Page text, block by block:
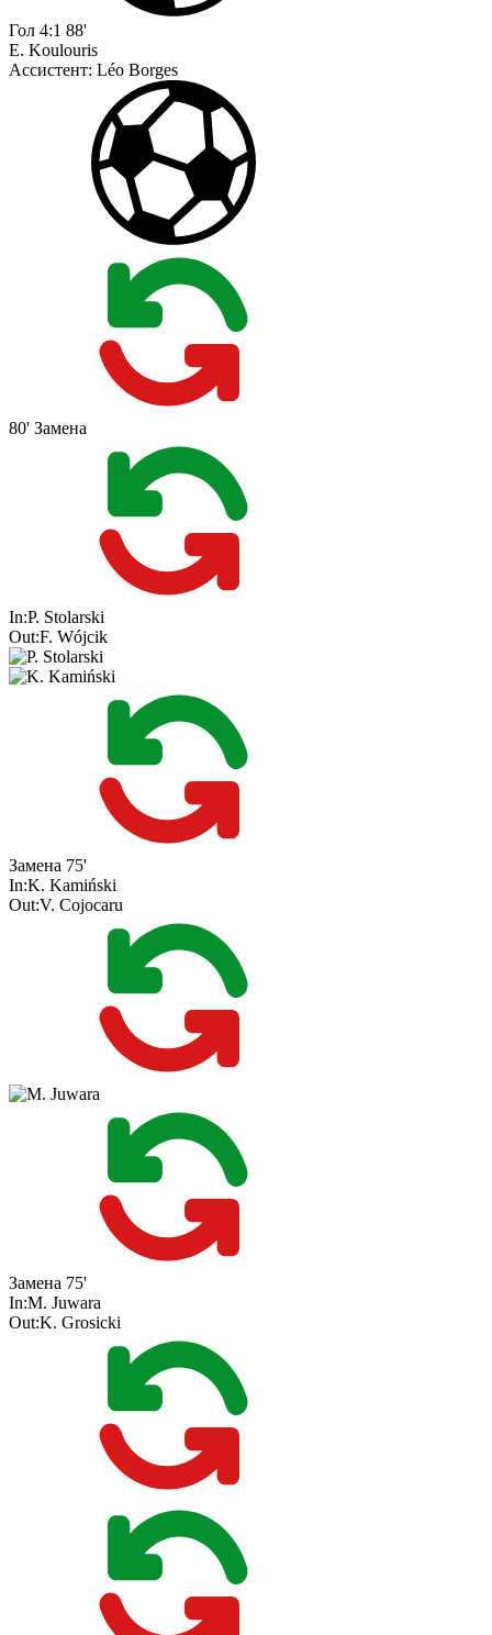
Гол 4:1 88'
E. Koulouris
Ассистент: Léo Borges
80' Замена
In:P. Stolarski
Out:F. Wójcik
Замена 75'
In:K. Kamiński
Out:V. Cojocaru
Замена 75'
In:M. Juwara
Out:K. Grosicki